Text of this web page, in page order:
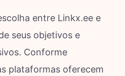
entre Linkx.ee e
seus objetivos e
Conforme
plataformas oferecem